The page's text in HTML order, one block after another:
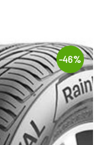
-46%